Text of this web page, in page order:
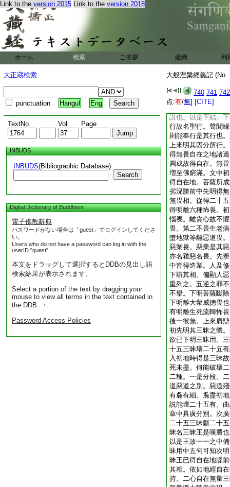
Link to the version 2015 Link to the version 2018
ホーム 検索 ご挨拶 組織 利
大正蔵検索
punctuation Hangul Eng
TextNo. Vol. Page
INBUDS
INBUDS(Bibliographic Database)
Search
Digital Dictionary of Buddhism
電子佛教辭典
パスワードがない場合は「guest」でログインしてくださ
い。
Users who do not have a password can log in with the
userID "guest".
本文をドラッグして選択するとDDBの見出し語
検索結果が表示されます。
Select a portion of the text by dragging your
mouse to view all terms in the text contained in
the DDB. ・
Password Access Policies
大般涅槃經義記 (No.
740 741 742
点:有/無] [CITE]
方更轉法輪者。文
嘆諸佛世尊今昔所
益衆生故不應偏嘆
然別故不應言佛更
義非爲不達彰已解
我久知下顯已解相
是名下結。迦葉白
就佛解。文相可知
先問若是佛行則非
釋。先就佛論。是
是諸世尊安住涅槃
説也。以是下結。
行故名聖行。聲聞
則能奉行是其行也
上來明其因分所行
得無畏自在之地諸
圓成故得自在。無
増至佛窮滿。文中
得自在地。菩薩所
劣況勝前中先明得
無畏相。從得二十
得明離六種怖畏。
惱畏。離貪心故不
畏。第二不畏生老
墮地獄等離惡道畏
惡業畏。惡業是其
亦名雜惡名畏。先
中皆得造業。人及
下辯其相。偏顯人
重列之。五逆之罪
不擧。下明菩薩斷
下明離大衆威徳畏
有明離生死流轉怖
後一彼無。上來廣
初先明其三昧之體
欲已下明三昧用。
十五三昧壞二十五
入初地時得是三昧
死未盡。何能破壞
二種。一是分段。
道惡道之別。惡道
有麁有細。麁盡初
説能壞二十五有。
章中具廣分別。次
二十五三昧斷二十
昧名三昧王是嘆勝
以是王故一一之中
昧用中五句可知次
昧王已得自在地牒
其相。依如地經自
持。二心自在無量